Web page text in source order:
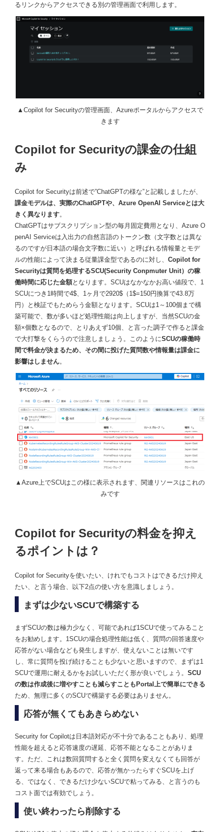
るリンクからアクセスできる別の管理画面で利用します。
▲Copilot for Securityの管理画面、Azureポータルからアクセスで
きます
Copilot for Securityの課金の仕組
み
Copilot for Securityは前述で”ChatGPTの様な”と記載しましたが、
課金モデルは、実際のChatGPTや、Azure OpenAI Serviceとは大
きく異なります。
ChatGPTはサブスクリプション型の毎月固定費用となり、Azure O
penAI Serviceは入出力の自然言語のトークン数（文字数とは異な
るのですが日本語の場合文字数に近い）と呼ばれる情報量とモデ
ルの性能によって決まる従量課金型であるのに対し、 Copilot for
Securityは質問を処理するSCU(Security Conpmuter Unit）の稼
働時間に応じた金額となります。SCUはなかなかお高い値段で、1
SCUにつき1時間で4$、1ヶ月で2920$（1$=150円換算で43.8万
円）と検証でもためらう金額となります。SCUは1～100個まで構
築可能で、数が多いほど処理性能は向上しますが、当然SCUの金
額×個数となるので、とりあえず10個、と言った調子で作ると課金
で大打撃をくらうので注意しましょう。このようにSCUの稼働時
間で料金が決まるため、その間に投げた質問数や情報量は課金に
影響はしません。
▲Azure上でSCUはこの様に表示されます、関連リソースはこれの
みです
Copilot for Securityの料金を抑え
るポイントは？
Copilot for Securityを使いたい、けれでもコストはできるだけ抑え
たい、と言う場合、以下2点の使い方を意識しましょう。
まずは少ないSCUで構築する
まずSCUの数は極力少なく、可能であれば1SCUで使ってみること
をお勧めします。1SCUの場合処理性能は低く、質問の回答速度や
応答がない場合なども発生しますが、使えないことは無いです
し、常に質問を投げ続けることも少ないと思いますので、まずは1
SCUで運用に耐えるかをお試しいただく形が良いでしょう。 SCU
の数は作成後に増やすことも減らすこともPortal上で簡単にできる
ため、無理に多くのSCUで構築する必要はありません。
応答が無くてもあきらめない
Security for Copilotは日本語対応が不十分であることもあり、処理
性能を超えると応答速度の遅延、応答不能となることがありま
す。ただ、これは数回質問すると全く質問を変えなくても回答が
返って来る場合もあるので、応答が無かったらすぐSCUを上げ
る、ではなく、できるだけ少ないSCUで粘ってみる、と言うのも
コスト面では有効でしょう。
使い終わったら削除する